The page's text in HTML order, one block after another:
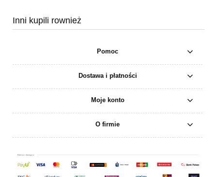
Inni kupili rownież
Pomoc
Dostawa i płatności
Moje konto
O firmie